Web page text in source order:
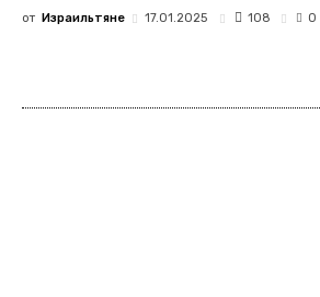
от Израильтяне 17.01.2025 108 0